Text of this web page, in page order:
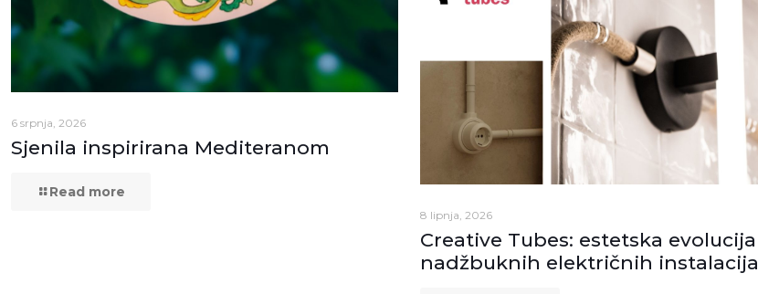
6 srpnja, 2026
Sjenila inspirirana Mediteranom
Read more
8 lipnja, 2026
Creative Tubes: estetska evolucija
nadžbuknih električnih instalacija